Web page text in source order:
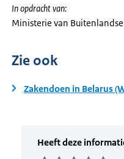
In opdracht van:
Ministerie van
Zie ook
Zakendoen in Belarus